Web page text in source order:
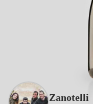
Zanotelli